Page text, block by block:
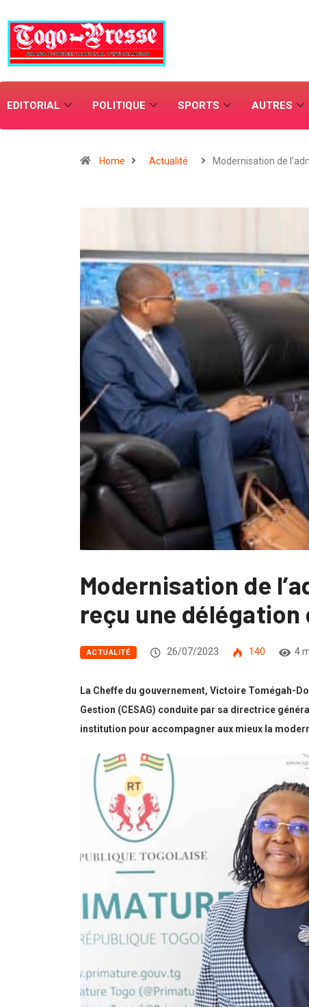
EDITORIAL POLITIQUE SPORTS AUTRES
Home Actualité Modernisation de
Modernisation de
reçu une délégation
ACTUALITÉ 26/07/2023 140 4
La Cheffe du gouvernement, Victoire Tomégah-
Gestion (CESAG) conduite par sa directrice
institution pour accompagner aux mieux la